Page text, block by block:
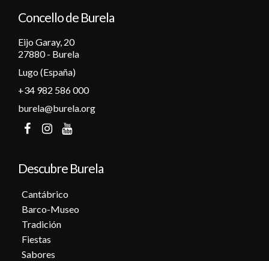
Concello de Burela
Eijo Garay, 20
27880 - Burela
Lugo (España)
+34 982 586 000
burela@burela.org
Descubre Burela
Cantábrico
Barco-Museo
Tradición
Fiestas
Sabores